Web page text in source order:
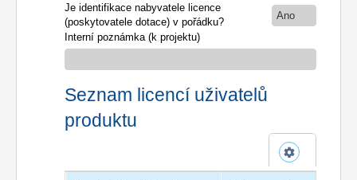
Je identifikace nabyvatele licence
(poskytovatele dotace) v pořádku?
Ano
Interní poznámka (k projektu)
Seznam licencí uživatelů
produktu